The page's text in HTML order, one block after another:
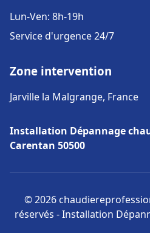
Lun-Ven: 8h-19h
Service d'urgence 24/7
Zone intervention
Jarville la Malgrange, France
Installation Dépannage
Carentan 50500
© 2026
réservés - Installation